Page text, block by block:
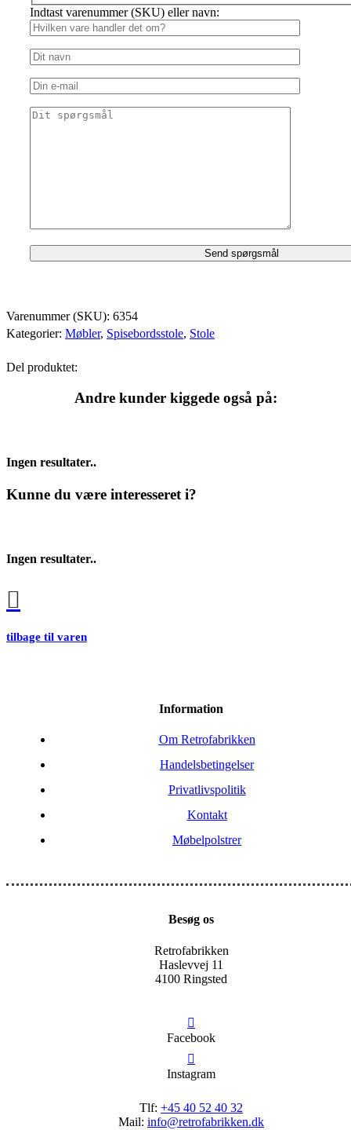
Indtast varenummer (SKU) eller navn:
Varenummer (SKU): 6354
Kategorier: Møbler, Spisebordsstole, Stole
Del produktet:
Andre kunder kiggede også på:
Ingen resultater..
Kunne du være interesseret i?
Ingen resultater..
tilbage til varen
Information
Om Retrofabrikken
Handelsbetingelser
Privatlivspolitik
Kontakt
Møbelpolstrer
Besøg os
Retrofabrikken
Haslevvej 11
4100 Ringsted
Facebook
Instagram
Tlf: +45 40 52 40 32
Mail: info@retrofabrikken.dk